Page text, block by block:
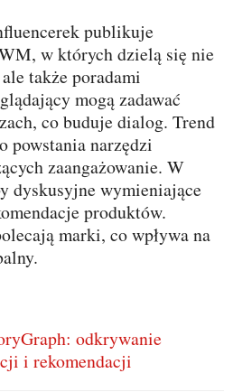
w których dzielą się nie
także poradami
mogą zadawać
co buduje dialog. Trend
powstania narzędzi
zaangażowanie. W
dyskusyjne wymieniające
produktów.
marki, co wpływa na
i rekomendacji